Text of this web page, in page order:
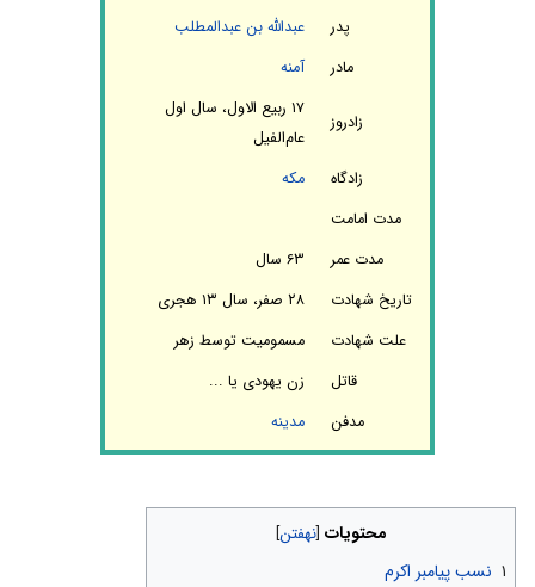
پدر
عبدالله بن عبدالمطلب
مادر
آمنه
زادروز
۱۷ ربیع الاول، سال اول
عام‌الفیل
زادگاه
مکه
مدت امامت
مدت عمر
۶۳ سال
تاریخ شهادت
۲۸ صفر، سال ۱۳ هجری
علت شهادت
مسمومیت توسط زهر
قاتل
زن یهودی یا ...
مدفن
مدینه
محتویات
۱ نسب پیامبر اکرم